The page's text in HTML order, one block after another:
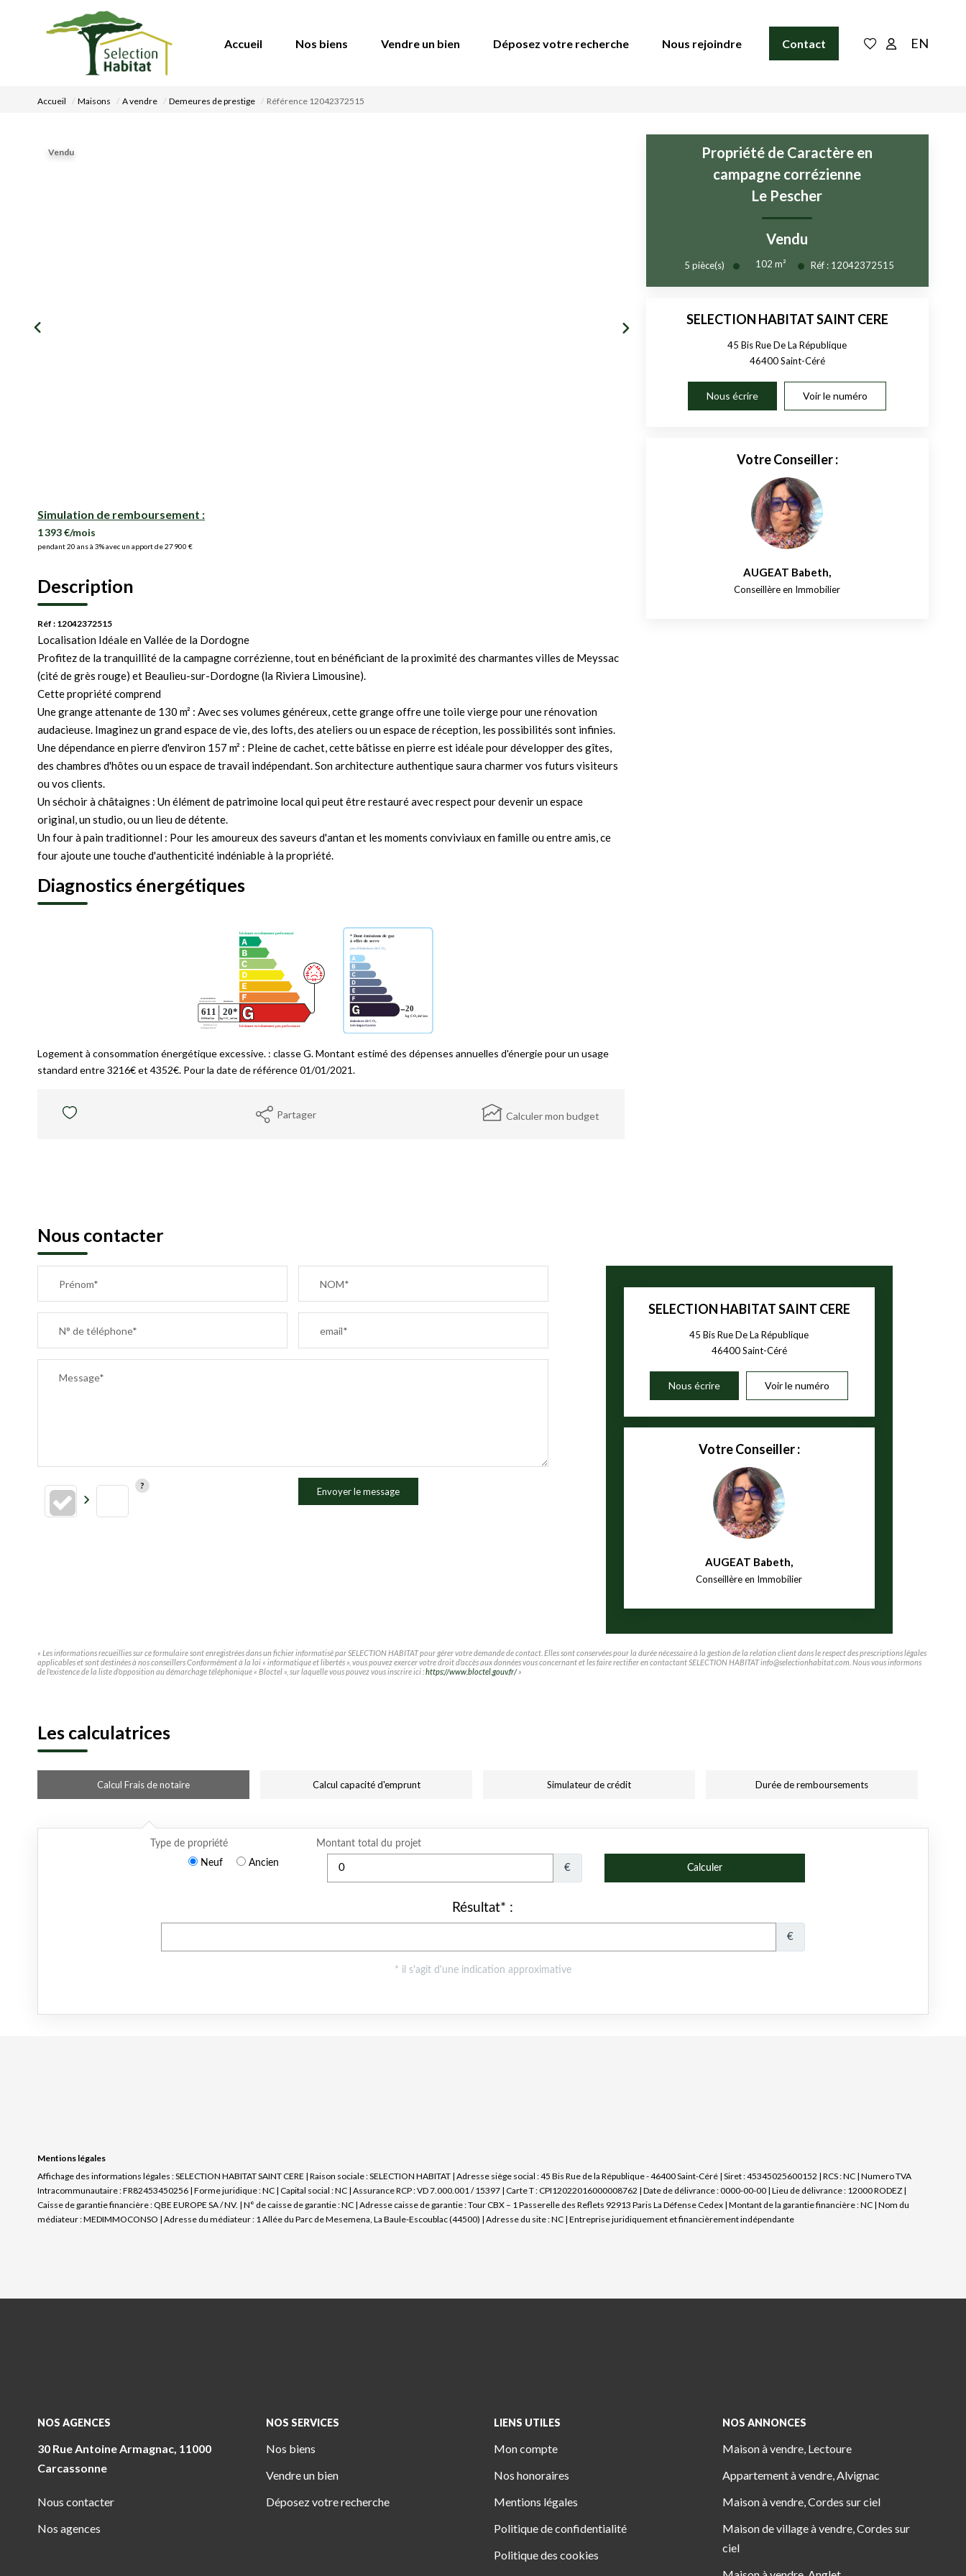
Accueil Nos biens Vendre un bien Déposez votre recherche Nous rejoindre Contact EN
Accueil Maisons A vendre Demeures de prestige Référence 12042372515
Vendu
Simulation de remboursement :
1 393 €/mois
pendant 20 ans à 3% avec un apport de 27 900 €
Description
Réf : 12042372515
Localisation Idéale en Vallée de la Dordogne
Profitez de la tranquillité de la campagne corrézienne, tout en bénéficiant de la proximité des charmantes villes de Meyssac
(cité de grès rouge) et Beaulieu-sur-Dordogne (la Riviera Limousine).
Cette propriété comprend
Une grange attenante de 130 m² : Avec ses volumes généreux, cette grange offre une toile vierge pour une rénovation
audacieuse. Imaginez un grand espace de vie, des lofts, des ateliers ou un espace de réception, les possibilités sont infinies.
Une dépendance en pierre d'environ 157 m² : Pleine de cachet, cette bâtisse en pierre est idéale pour développer des gîtes,
des chambres d'hôtes ou un espace de travail indépendant. Son architecture authentique saura charmer vos futurs visiteurs
ou vos clients.
Un séchoir à châtaignes : Un élément de patrimoine local qui peut être restauré avec respect pour devenir un espace
original, un studio, ou un lieu de détente.
Un four à pain traditionnel : Pour les amoureux des saveurs d'antan et les moments conviviaux en famille ou entre amis, ce
four ajoute une touche d'authenticité indéniable à la propriété.
Diagnostics énergétiques
Logement à consommation énergétique excessive. : classe G. Montant estimé des dépenses annuelles d'énergie pour un usage
standard entre 3216€ et 4352€. Pour la date de référence 01/01/2021.
Partager Calculer mon budget
Propriété de Caractère en
campagne corrézienne
Le Pescher
Vendu
5pièce(s) 102m² Réf : 12042372515
SELECTION HABITAT SAINT CERE
45 Bis Rue De La République
46400Saint-Céré
Nous écrire Voir le numéro
Votre Conseiller :
AUGEAT Babeth,
Conseillère en Immobilier
Nous contacter
Prénom* NOM*
N° de téléphone* email*
Message*
Envoyer le message
SELECTION HABITAT SAINT CERE
45 Bis Rue De La République
46400Saint-Céré
Nous écrire Voir le numéro
Votre Conseiller :
AUGEAT Babeth,
Conseillère en Immobilier
« Les informations recueillies sur ce formulaire sont enregistrées dans un fichier informatisé par SELECTION HABITAT pour gérer votre demande de contact. Elles sont conservées pour la durée nécessaire à la gestion de la relation client dans le respect des prescriptions légales
applicables et sont destinées à nos conseillers Conformément à la loi « informatique et libertés », vous pouvez exercer votre droit d'accès aux données vous concernant et les faire rectifier en contactant SELECTION HABITAT info@selectionhabitat.com. Nous vous informons
de l'existence de la liste d'opposition au démarchage téléphonique « Bloctel », sur laquelle vous pouvez vous inscrire ici :https://www.bloctel.gouv.fr/»
Les calculatrices
Calcul Frais de notaire Calcul capacité d'emprunt Simulateur de crédit Durée de remboursements
Mentions légales
Affichage des informations légales : SELECTION HABITAT SAINT CERE | Raison sociale : SELECTION HABITAT | Adresse siège social : 45 Bis Rue de la République - 46400 Saint-Céré | Siret : 45345025600152 | RCS : NC | Numero TVA
Intracommunautaire : FR82453450256 | Forme juridique : NC | Capital social : NC | Assurance RCP : VD 7.000.001 / 15397 | Carte T : CPI12022016000008762 | Date de délivrance : 0000-00-00 | Lieu de délivrance : 12000 RODEZ |
Caisse de garantie financière : QBE EUROPE SA / NV. | N° de caisse de garantie : NC | Adresse caisse de garantie : Tour CBX – 1 Passerelle des Reflets 92913 Paris La Défense Cedex | Montant de la garantie financière : NC | Nom du
médiateur : MEDIMMOCONSO | Adresse du médiateur : 1 Allée du Parc de Mesemena, La Baule-Escoublac (44500) | Adresse du site : NC | Entreprise juridiquement et financièrement indépendante
NOS AGENCES
30 Rue Antoine Armagnac, 11000
Carcassonne
Nous contacter
Nos agences
NOS SERVICES
Nos biens
Vendre un bien
Déposez votre recherche
LIENS UTILES
Mon compte
Nos honoraires
Mentions légales
Politique de confidentialité
Politique des cookies
NOS ANNONCES
Maison à vendre, Lectoure
Appartement à vendre, Alvignac
Maison à vendre, Cordes sur ciel
Maison de village à vendre, Cordes sur
ciel